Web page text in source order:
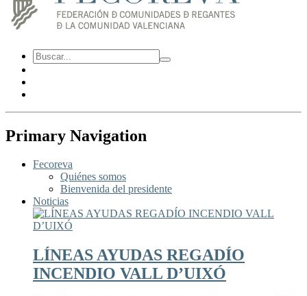
Primary Navigation
Fecoreva
Quiénes somos
Bienvenida del presidente
Noticias
LÍNEAS AYUDAS REGADÍO
INCENDIO VALL D’UIXÓ